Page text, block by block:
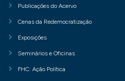
Publicações do Acervo
Cenas da Redemocratização
Exposições
Seminários e Oficinas
FHC: Ação Política